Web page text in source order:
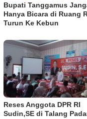
Bupati Tanggamus
Hanya Bicara di Ruang
Turun Ke Kebun
Reses Anggota DPR RI
Sudin,SE di Talang